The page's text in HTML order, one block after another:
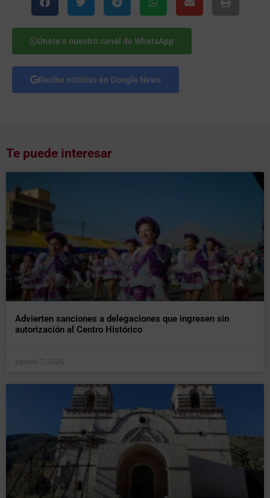
Únete a nuestro canal de WhatsApp
Recibe noticias en Google News
Te puede interesar
Advierten sanciones a delegaciones que ingresen sin
autorización al Centro Histórico
agosto 7, 2026